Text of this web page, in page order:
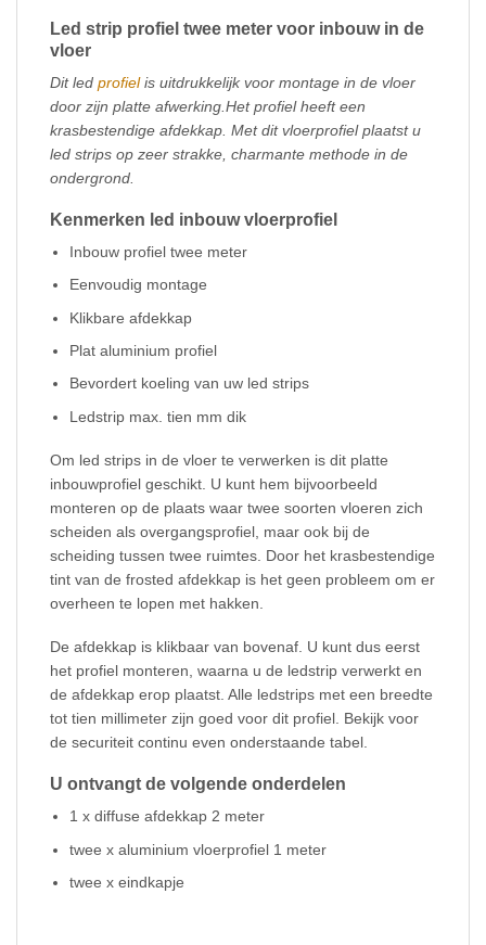
Led strip profiel twee meter voor inbouw in de
vloer
Dit led profielis uitdrukkelijk voor montage in de vloer
door zijn platte afwerking. Het profiel heeft een
krasbestendige afdekkap. Met dit vloerprofiel plaatst u
led strips op zeer strakke, charmante methode in de
ondergrond.
Kenmerken led inbouw vloerprofiel
Inbouw profiel twee meter
Eenvoudig montage
Klikbare afdekkap
Plat aluminium profiel
Bevordert koeling van uw led strips
Ledstrip max. tien mm dik
Om led strips in de vloer te verwerken is dit platte
inbouwprofiel geschikt. U kunt hem bijvoorbeeld
monteren op de plaats waar twee soorten vloeren zich
scheiden als overgangsprofiel, maar ook bij de
scheiding tussen twee ruimtes. Door het krasbestendige
tint van de frosted afdekkap is het geen probleem om er
overheen te lopen met hakken.
De afdekkap is klikbaar van bovenaf. U kunt dus eerst
het profiel monteren, waarna u de ledstrip verwerkt en
de afdekkap erop plaatst. Alle ledstrips met een breedte
tot tien millimeter zijn goed voor dit profiel. Bekijk voor
de securiteit continu even onderstaande tabel.
U ontvangt de volgende onderdelen
1 x diffuse afdekkap 2 meter
twee x aluminium vloerprofiel 1 meter
twee x eindkapje